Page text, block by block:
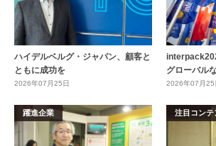
ハイデルベルグ・ジャパン、顧客と
ともに成功を
2026年07月25日
グローバル
2026年07月25
躍進企業 注目コンテ